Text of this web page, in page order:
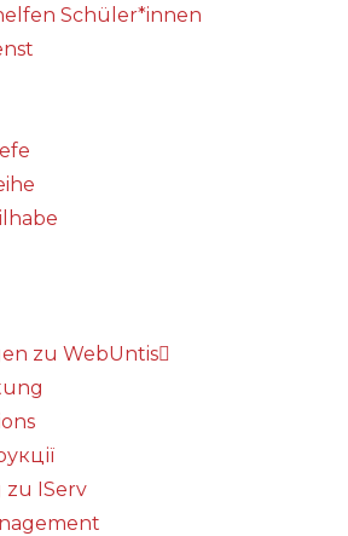
Schüler*innen
zu WebUntis
IServ